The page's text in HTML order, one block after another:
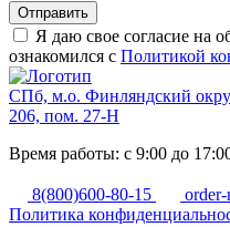
Отправить
Я даю свое согласие на
ознакомился с Политикой
СПб, м.о. Финляндский
206, пом. 27-Н
Время работы: с 9:00 до
8(800)600-80-15
Политика